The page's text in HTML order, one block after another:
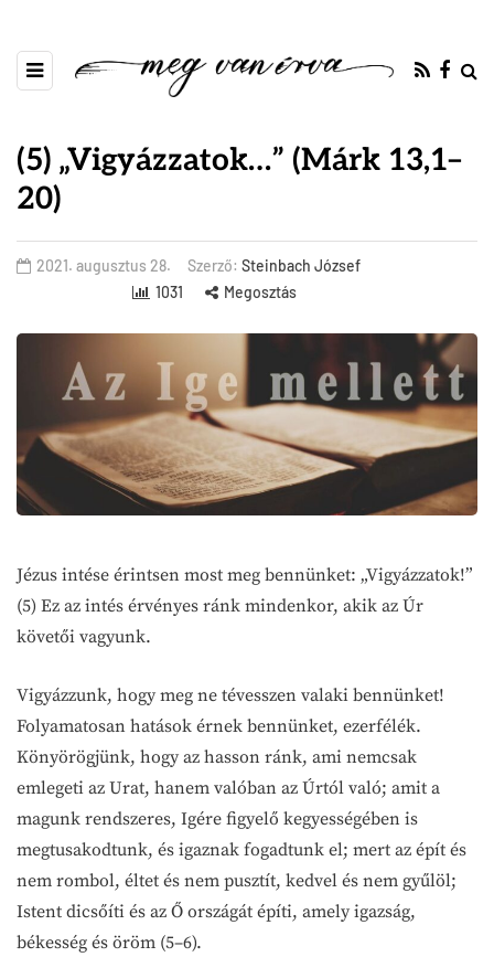
(5) „Vigyázzatok…” (Márk 13,1–
20)
2021. augusztus 28. Szerző: Steinbach József
1031
Megosztás
Jézus intése érintsen most meg bennünket: „Vigyázzatok!”
(5) Ez az intés érvényes ránk mindenkor, akik az Úr
követői vagyunk.
Vigyázzunk, hogy meg ne tévesszen valaki bennünket!
Folyamatosan hatások érnek bennünket, ezerfélék.
Könyörögjünk, hogy az hasson ránk, ami nemcsak
emlegeti az Urat, hanem valóban az Úrtól való; amit a
magunk rendszeres, Igére figyelő kegyességében is
megtusakodtunk, és igaznak fogadtunk el; mert az épít és
nem rombol, éltet és nem pusztít, kedvel és nem gyűlöl;
Istent dicsőíti és az Ő országát építi, amely igazság,
békesség és öröm (5–6).